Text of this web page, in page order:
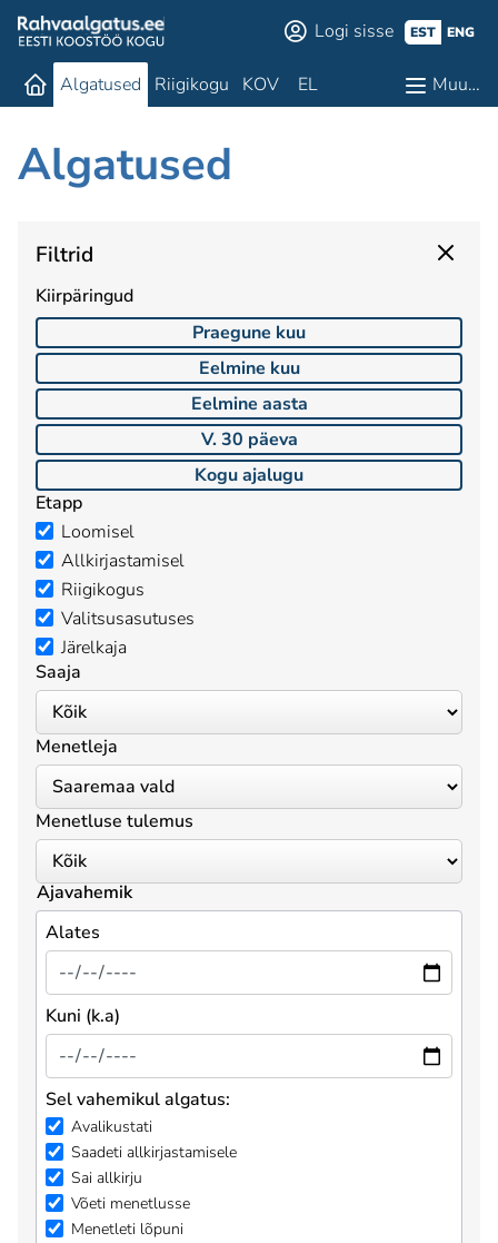
Logi sisse EST ENG
Algatused Riigikogu KOV EL Muu…
Algatused
Filtrid
Kiirpäringud
Praegune kuu
Eelmine kuu
Eelmine aasta
V. 30 päeva
Kogu ajalugu
Etapp
Loomisel
Allkirjastamisel
Riigikogus
Valitsusasutuses
Järelkaja
Saaja
Menetleja
Menetluse tulemus
Ajavahemik
Alates
Kuni (k.a)
Sel vahemikul algatus:
Avalikustati
Saadeti allkirjastamisele
Sai allkirju
Võeti menetlusse
Menetleti lõpuni